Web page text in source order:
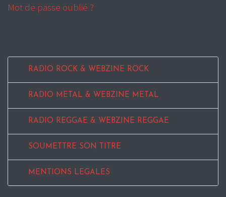
Mot de passe oublié ?
RADIO ROCK & WEBZINE ROCK
RADIO METAL & WEBZINE METAL
RADIO REGGAE & WEBZINE REGGAE
SOUMETTRE SON TITRE
MENTIONS LEGALES